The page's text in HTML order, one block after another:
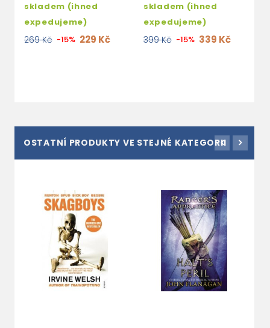
skladem (ihned
expedujeme)
269 Kč -15% 229 Kč
skladem (ihned
expedujeme)
399 Kč -15% 339 Kč
OSTATNÍ PRODUKTY VE STEJNÉ KATEGORII